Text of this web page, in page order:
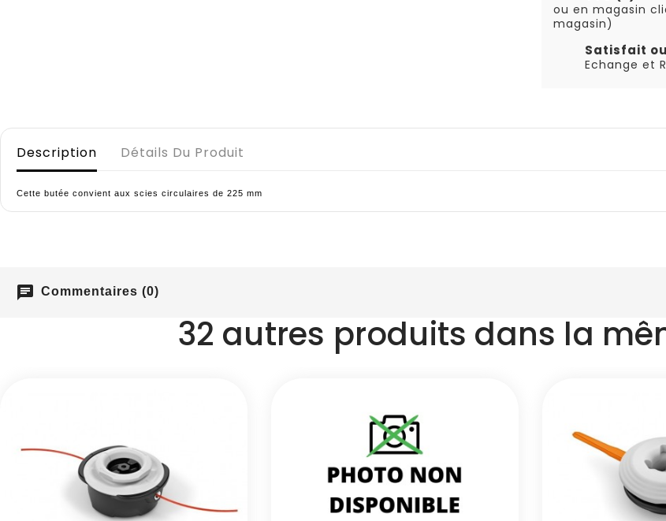
ou en magasin
magasin)
Satisfait
Echange et
Description Détails Du Produit
Cette butée convient aux scies circulaires de 225 mm
chat Commentaires (0)
32 autres produits dans la